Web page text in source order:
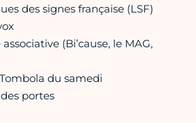
des signes française (LSF)
(Bi’cause, le MAG,
du samedi
portes